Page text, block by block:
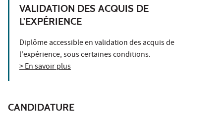
VALIDATION DES ACQUIS DE
L'EXPÉRIENCE
Diplôme accessible en validation des acquis de
l'expérience, sous certaines conditions.
> En savoir plus
CANDIDATURE